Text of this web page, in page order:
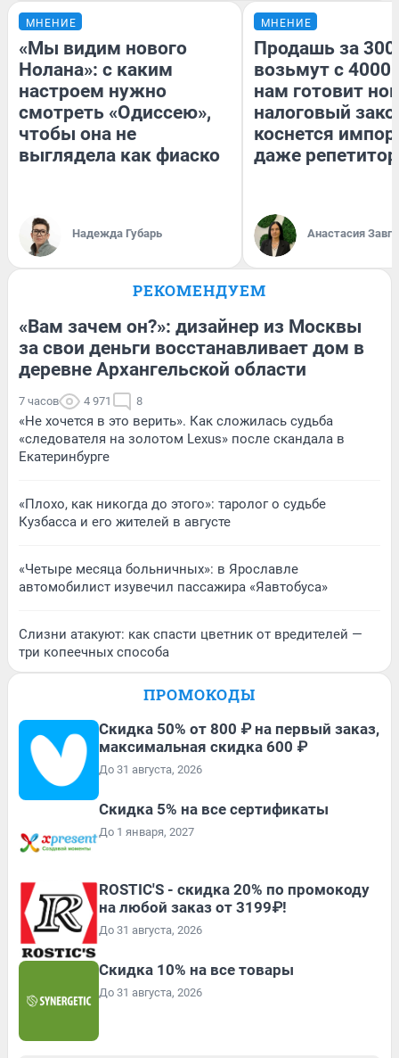
МНЕНИЕ
«Мы видим нового
Нолана»: с каким
настроем нужно
смотреть «Одиссею»,
чтобы она не
выглядела как фиаско
Надежда Губарь
МНЕНИЕ
Продашь за
возьмут с
нам готовит
налоговый
коснется
даже
Анастасия
РЕКОМЕНДУЕМ
«Вам зачем он?»: дизайнер из Москвы
за свои деньги восстанавливает дом в
деревне Архангельской области
7 часов 4 971 8
«Не хочется в это верить». Как сложилась судьба
«следователя на золотом Lexus» после скандала в
Екатеринбурге
«Плохо, как никогда до этого»: таролог о судьбе
Кузбасса и его жителей в августе
«Четыре месяца больничных»: в Ярославле
автомобилист изувечил пассажира «Яавтобуса»
Слизни атакуют: как спасти цветник от вредителей —
три копеечных способа
ПРОМОКОДЫ
Скидка 50% от 800 ₽ на первый заказ,
максимальная скидка 600 ₽
До 31 августа, 2026
Скидка 5% на все сертификаты
До 1 января, 2027
ROSTIC'S - скидка 20% по промокоду
на любой заказ от 3199₽!
До 31 августа, 2026
Скидка 10% на все товары
До 31 августа, 2026